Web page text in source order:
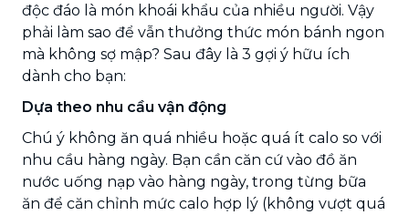
độc đáo là món khoái khẩu của nhiều người. Vậy
phải làm sao để vẫn thưởng thức món bánh ngon
mà không sợ mập? Sau đây là 3 gợi ý hữu ích
dành cho bạn:
Dựa theo nhu cầu vận động
Chú ý không ăn quá nhiều hoặc quá ít calo so với
nhu cầu hàng ngày. Bạn cần căn cứ vào đồ ăn
nước uống nạp vào hàng ngày, trong từng bữa
ăn để căn chỉnh mức calo hợp lý (không vượt quá